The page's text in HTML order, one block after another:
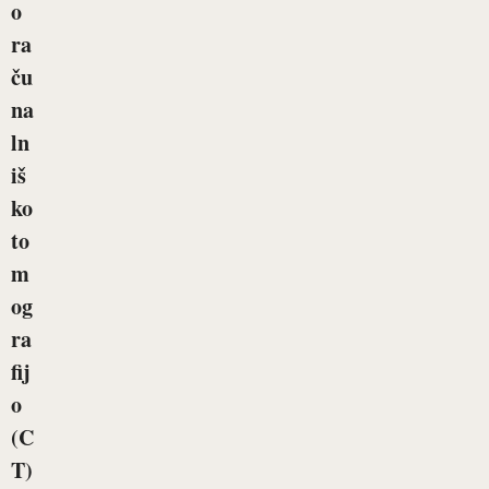
o
ra
ču
na
ln
iš
ko
to
m
og
ra
fij
o
(C
T)